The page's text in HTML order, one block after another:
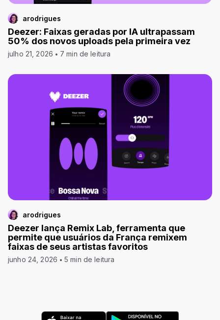
arodrigues
Deezer: Faixas geradas por IA ultrapassam
50% dos novos uploads pela primeira vez
julho 21, 2026 7 min de leitura
arodrigues
Deezer lança Remix Lab, ferramenta que
permite que usuários da França remixem
faixas de seus artistas favoritos
junho 24, 2026 5 min de leitura